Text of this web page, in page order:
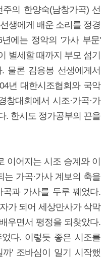
의 한양숙(남창가곡) 선
생에게 배운 소리를 정경
에는 정악의 '가사 부문'
별세할 때까지 부모 섬기
물론 김용봉 선생에게서
년 대한시조협회와 국악
대회에서 시조·가곡·가
. 한시도 정가공부의 끈을
이어지는 시조 승계와 이
는 가곡·가사 계보의 축을
과 가사를 두루 꿰었다.
가 되어 세상만사가 삭막
우면서 평정을 되찾았다.
다. 이렇듯 좋은 시조를
' 조바심이 일기 시작했